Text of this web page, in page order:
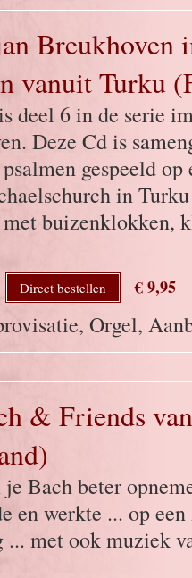
Breukhoven
vanuit Turku
deel 6 in de serie
Deze Cd is
gespeeld
in
buizenklokken,
Direct bestellen € 9,95
Orgel,
& Friends
Bach beter
en werkte ... op
... met ook muziek